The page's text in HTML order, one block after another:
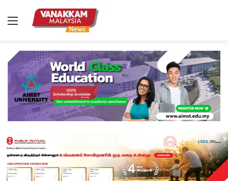
Menu